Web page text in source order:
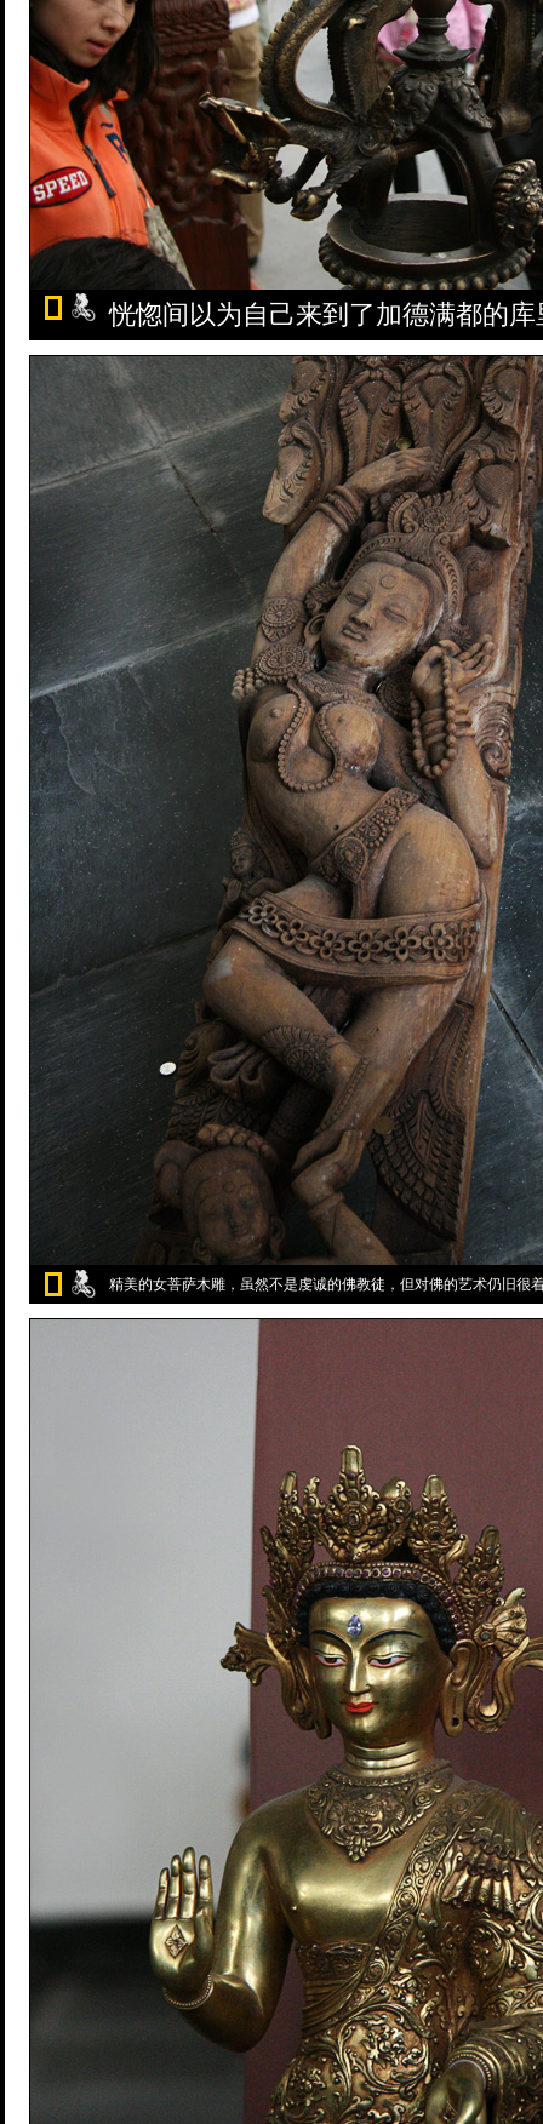
恍惚间以为自己来到了加德满都的
精美的女菩萨木雕，虽然不是虔诚的佛教徒，但对佛的艺术仍旧很